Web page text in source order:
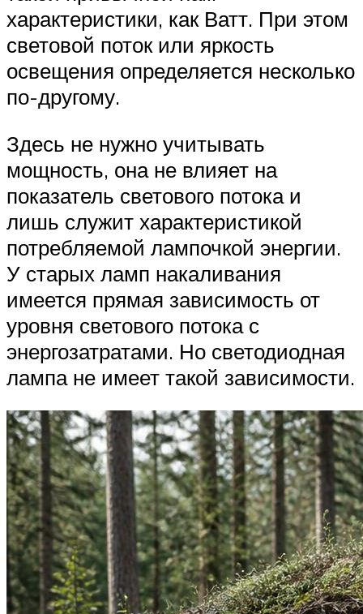
характеристики, как Ватт. При этом
световой поток или яркость
освещения определяется несколько
по-другому.
Здесь не нужно учитывать
мощность, она не влияет на
показатель светового потока и
лишь служит характеристикой
потребляемой лампочкой энергии.
У старых ламп накаливания
имеется прямая зависимость от
уровня светового потока с
энергозатратами. Но светодиодная
лампа не имеет такой зависимости.